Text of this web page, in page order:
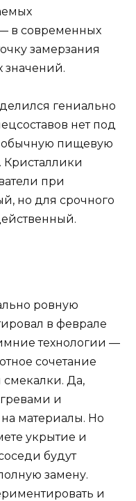
в современных
замерзания
значений.
гениально
нет под
обычную пищевую
Кристаллики
при
но для срочного
ровную
в феврале
технологии —
сочетание
Да,
и
материалы. Но
укрытие и
будут
замену.
и